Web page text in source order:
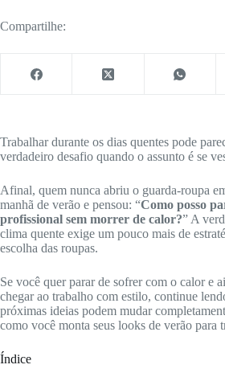
Compartilhe:
Trabalhar durante os dias quentes pode
verdadeiro desafio quando o assunto é se
Afinal, quem nunca abriu o guarda-roupa
manhã de verão e pensou: “Como posso
profissional sem morrer de calor?” A
clima quente exige um pouco mais de
escolha das roupas.
Se você quer parar de sofrer com o calor e
chegar ao trabalho com estilo, continue
próximas ideias podem mudar
como você monta seus looks de verão para
Índice